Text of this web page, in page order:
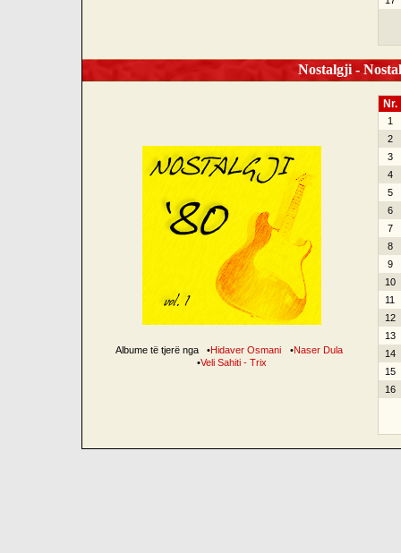
Nostalgji -
Albume të tjerë nga •Hidaver Osmani •Naser Dula
•Veli Sahiti - Trix
Nr.
1
2
3
4
5
6
7
8
9
10
11
12
13
14
15
16